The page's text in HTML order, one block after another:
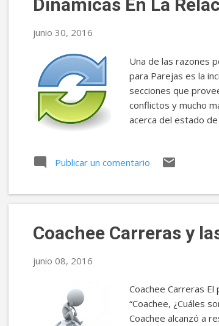
Dinámicas En La
junio 30, 2016
Una de las razones
para Parejas es la
secciones que
conflictos y mucho
acerca del estado
implica la palabra
particulares. Por
lo que dice" sin
Publicar un comentario
Coachee Carreras y
junio 08, 2016
Coachee Carreras
“Coachee, ¿Cuáles
Coachee alcanzó a